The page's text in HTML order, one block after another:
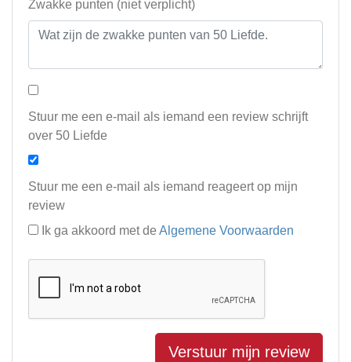
Zwakke punten (niet verplicht)
Stuur me een e-mail als iemand een review schrijft
over 50 Liefde
Stuur me een e-mail als iemand reageert op mijn
review
Ik ga akkoord met de Algemene Voorwaarden
Verstuur mijn review